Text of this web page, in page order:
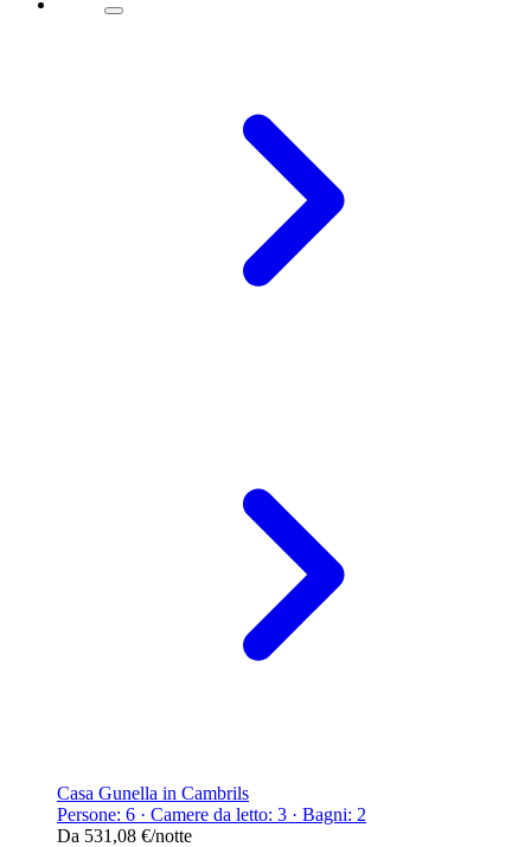
Casa Gunella in Cambrils
Persone: 6 · Camere da letto: 3 · Bagni: 2
Da 531,08 €/notte